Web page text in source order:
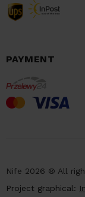
PAYMENT
Nife 2026 ® All
Project graphical: